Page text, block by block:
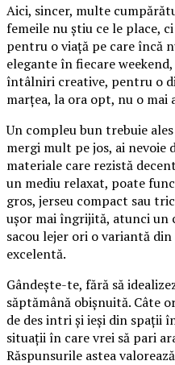
Aici, sincer, multe
femeile nu știu ce le place,
pentru o viață pe care încă
elegante în fiecare
întâlniri creative, pentru o
marțea, la ora opt, nu o mai
Un compleu bun trebuie
mergi mult pe jos, ai nevoie
materiale care rezistă
un mediu relaxat, poate
gros, jerseu compact sau
ușor mai îngrijită, atunci un
sacou lejer ori o variantă
excelentă.
Gândește-te, fără să
săptămână obișnuită. Câte
de des intri și ieși din spații
situații în care vrei să pari
Răspunsurile astea